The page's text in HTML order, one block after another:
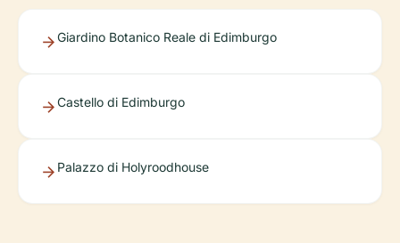
Giardino Botanico Reale di Edimburgo
Castello di Edimburgo
Palazzo di Holyroodhouse